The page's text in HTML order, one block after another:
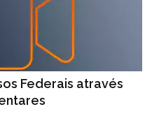
Federais através